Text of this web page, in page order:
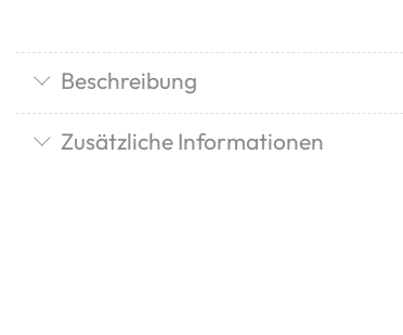
Beschreibung
Zusätzliche Informationen